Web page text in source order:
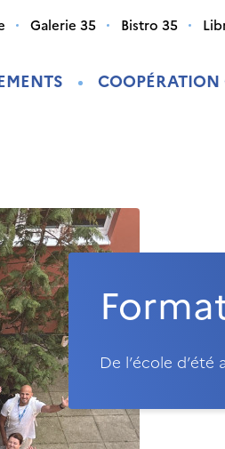
COOPÉRATION
Galerie 35 Bistro 35
De l’école d’été